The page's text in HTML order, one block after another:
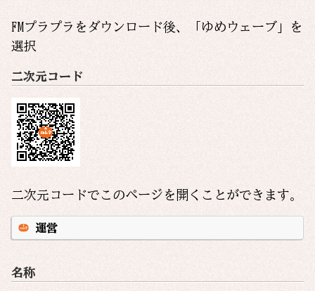
FMプラプラをダウンロード後、「 ゆめウェーブ 」を
選択
二次元コード
二次元コードでこのページを開くことができます。
運営
名称